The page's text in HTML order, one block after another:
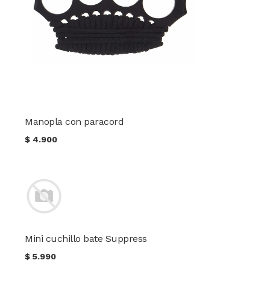
Manopla con paracord
$ 4.900
Mini cuchillo bate Suppress
$5.990